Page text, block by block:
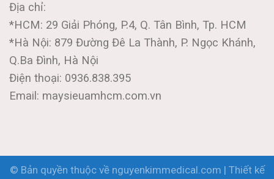
Địa chỉ:
*HCM: 29 Giải Phóng, P.4, Q. Tân Bình, Tp. HCM
*Hà Nội: 879 Đường Đê La Thành, P. Ngọc Khánh,
Q.Ba Đình, Hà Nội
Điện thoại: 0936.838.395
Email: maysieuamhcm.com.vn
© Bản quyền thuộc về nguyenkimmedical.com | Thiết kế